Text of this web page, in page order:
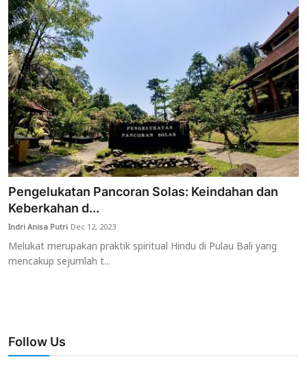
Pengelukatan Pancoran Solas: Keindahan dan
Keberkahan d...
Indri Anisa Putri Dec 12, 2023
Melukat merupakan praktik spiritual Hindu di Pulau Bali yang
mencakup sejumlah t...
Follow Us